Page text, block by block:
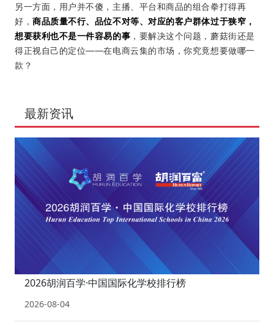
另一方面，用户并不傻，主播、平台和商品的组合拳打得再
好，商品质量不行、品位不对等、对应的客户群体过于狭窄，
想要获利也不是一件容易的事 ，要解决这个问题，蘑菇街还是
得正视自己的定位——在电商云集的市场，你究竟想要做哪一
款？
最新资讯
2026胡润百学·中国国际化学校排行榜
2026-08-04